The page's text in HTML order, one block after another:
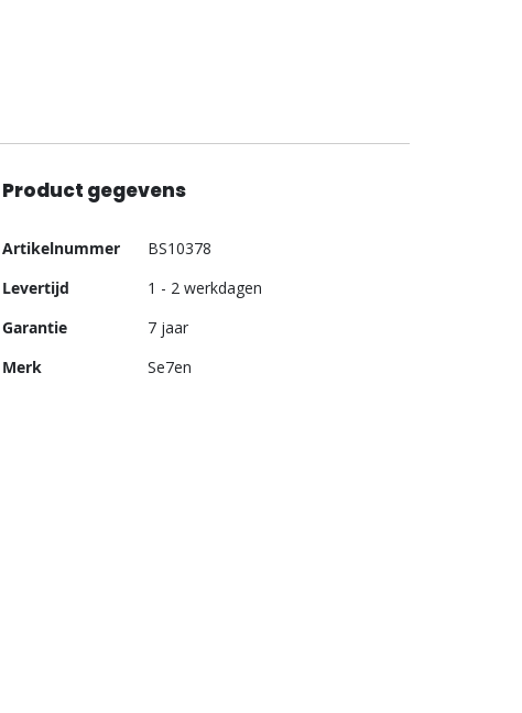
Product gegevens
Meer
Artikelnummer
BS10378
Levertijd
1 - 2 werkdagen
Garantie
7 jaar
Merk
Se7en